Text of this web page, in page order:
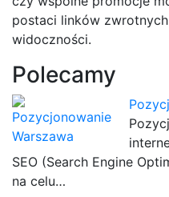
postaci linków
widoczności.
Polecamy
SEO (Search Engine
na celu…